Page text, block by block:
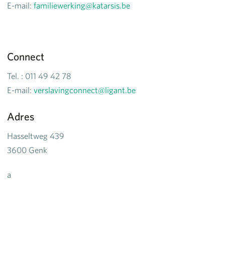
E-mail: familiewerking@katarsis.be
Connect
Tel. : 011 49 42 78
E-mail: verslavingconnect@ligant.be
Adres
Hasseltweg 439
3600 Genk
a